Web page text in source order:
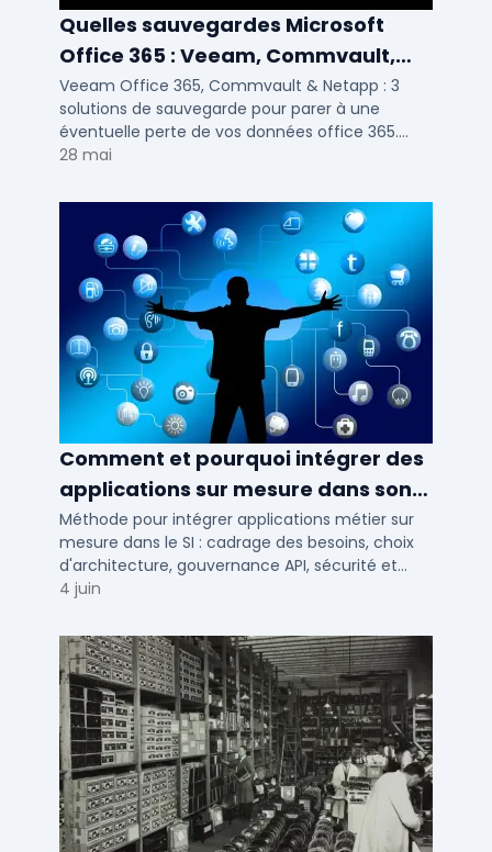
Quelles sauvegardes Microsoft
Office 365 : Veeam, Commvault,
Netapp
Veeam Office 365, Commvault & Netapp : 3
solutions de sauvegarde pour parer à une
éventuelle perte de vos données office 365.
Voici notre ...
28 mai
Comment et pourquoi intégrer des
applications sur mesure dans son
SI ?
Méthode pour intégrer applications métier sur
mesure dans le SI : cadrage des besoins, choix
d'architecture, gouvernance API, sécurité et
conduite du changement.
4 juin